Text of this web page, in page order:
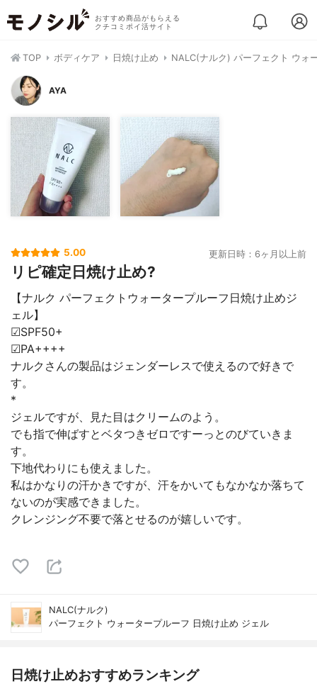
おすすめ商品がもらえる
クチコミポイ活サイト
TOP ボディケア 日焼け止め NALC(ナルク) パーフェクト ウォ
AYA
5.00 更新日時：6ヶ月以上前
リピ確定日焼け止め?
【ナルク パーフェクトウォータープルーフ日焼け止めジ
ェル】
☑SPF50+
☑PA++++
ナルクさんの製品はジェンダーレスで使えるので好きで
す。
*
ジェルですが、見た目はクリームのよう。
でも指で伸ばすとベタつきゼロですーっとのびていきま
す。
下地代わりにも使えました。
私はかなりの汗かきですが、汗をかいてもなかなか落ちて
ないのが実感できました。
クレンジング不要で落とせるのが嬉しいです。
NALC(ナルク)
パーフェクト ウォータープルーフ 日焼け止め ジェル
日焼け止めおすすめランキング